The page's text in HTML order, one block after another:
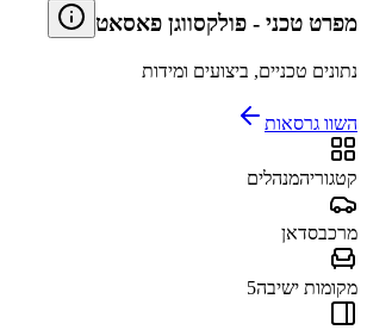
מפרט טכני - פולקסווגן פאסאט
נתונים טכניים, ביצועים ומידות
השוו גרסאות
קטגוריהמנהלים
מרכבסדאן
מקומות ישיבה5